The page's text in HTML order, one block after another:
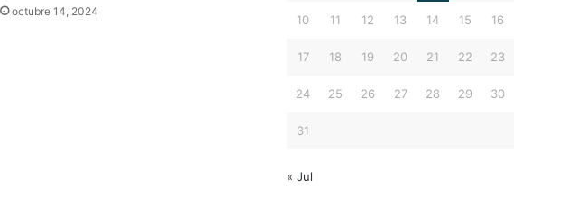
octubre 14, 2024
10 11 12 13 14 15 16
17 18 19 20 21 22 23
24 25 26 27 28 29 30
31
« Jul